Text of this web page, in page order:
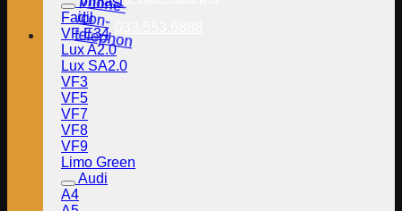
Fadil
VF E34
Lux A2.0
Lux SA2.0
VF3
VF5
VF7
VF8
VF9
Limo Green
Audi
A4